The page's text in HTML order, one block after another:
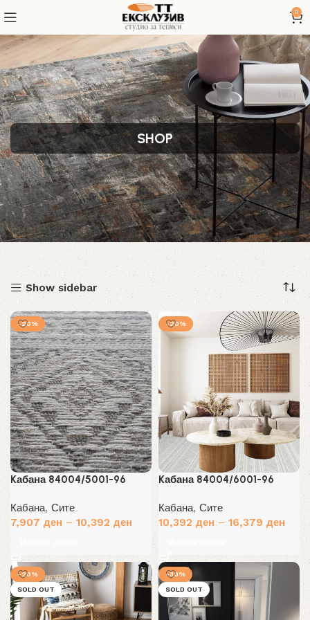
0
SHOP
Show sidebar
-20%
Kабана 84004/5001-96
Кабана, Сите
7,907 ден – 10,392 ден
-20%
Kабана 84004/6001-96
Кабана, Сите
10,392 ден – 16,379 ден
-20%
SOLD OUT
-30%
SOLD OUT